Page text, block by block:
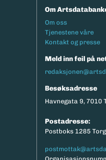
Om
Footermeny
Om oss
Tjenestene våre
Kontakt og presse
Meld inn feil på
Besøksadresse
Havnegata 9, 7010
Postadresse:
Postboks 1285